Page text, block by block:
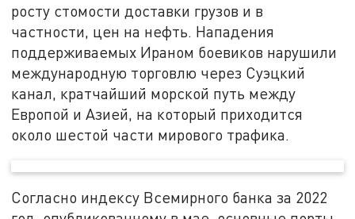
росту стомости доставки грузов и в
частности, цен на нефть. Нападения
поддерживаемых Ираном боевиков нарушили
международную торговлю через Суэцкий
канал, кратчайший морской путь между
Европой и Азией, на который приходится
около шестой части мирового трафика.
Согласно индексу Всемирного банка за 2022